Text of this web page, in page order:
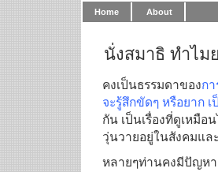
Home About
นั่งสมาธิ ทำไม
คงเป็นธรรมดาของก
จะรู้สึกขัดๆ หรือยาก เ
กัน เป็นเรื่องที่ดูเหมือ
วุ่นวายอยู่ในสังคมแล
หลายๆท่านคงมีปัญหา